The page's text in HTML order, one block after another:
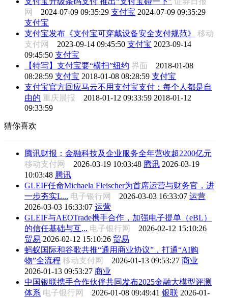
网 2024-07-09 09:35:29 支付宝 2024-07-09 09:35:29
支付宝
支付宝发布《支付宝可穿戴设备安全支付规范》
移动
支付网 2023-09-14 09:45:50 支付宝 2023-09-14
09:45:50 支付宝
【特写】支付宝要“横扫”纽约 界面 2018-01-08
08:28:59 支付宝 2018-01-08 08:28:59 支付宝
支付宝官方回应马云不用支付宝支付：每个人都是自
由的 重庆晨报 2018-01-12 09:33:59 2018-01-12
09:33:59
猜你喜欢
腾讯财报：金融科技及企业服务全年营收超2200亿元
移动支付网 2026-03-19 10:03:48 腾讯 2026-03-19
10:03:48 腾讯
GLEIF任命Michaela Fleischer为首席运营与财务官，进
一步夯实L... 电子银行网 2026-03-03 16:33:07 运营
2026-03-03 16:33:07 运营
GLEIF与AEOTrade携手合作，加强电子提单（eBL）
的信任基础与互... 电子银行网 2026-02-12 15:10:26
贸易 2026-02-12 15:10:26 贸易
蚂蚁国际和谷歌共推“通用商业协议”，打通“AI购
物”全流程 移动支付网 2026-01-13 09:53:27 商业
2026-01-13 09:53:27 商业
中国银联携手合作伙伴共同发布2025金融大模型评测
体系 电子银行网 2026-01-08 09:49:41 银联 2026-01-